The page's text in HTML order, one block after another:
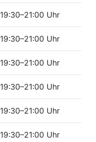
19:30–21:00 Uhr
19:30–21:00 Uhr
19:30–21:00 Uhr
19:30–21:00 Uhr
19:30–21:00 Uhr
19:30–21:00 Uhr